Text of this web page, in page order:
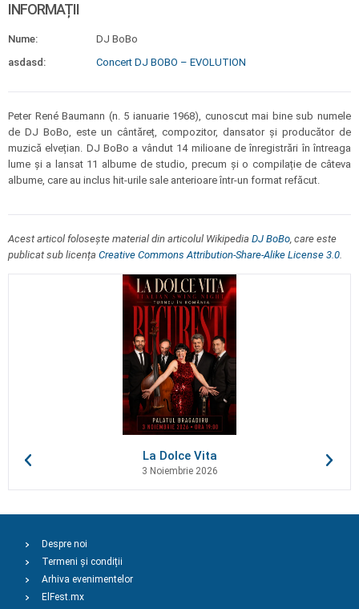
INFORMAȚII
Nume:
DJ BoBo
asdasd:
Concert DJ BOBO – EVOLUTION
Peter René Baumann (n. 5 ianuarie 1968), cunoscut mai bine sub numele
de DJ BoBo, este un cântăreț, compozitor, dansator și producător de
muzică elvețian. DJ BoBo a vândut 14 milioane de înregistrări în întreaga
lume și a lansat 11 albume de studio, precum și o compilație de câteva
albume, care au inclus hit-urile sale anterioare într-un format refăcut.
Acest articol folosește material din articolul Wikipedia DJ BoBo, care este
publicat sub licența Creative Commons Attribution-Share-Alike License 3.0.
La Dolce Vita
3 Noiembrie 2026
Despre noi
Termeni și condiții
Arhiva evenimentelor
ElFest.mx